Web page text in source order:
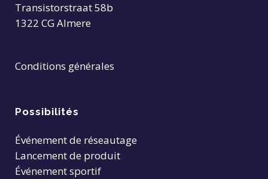
Transistorstraat 58b
1322 CG Almere
Conditions générales
Possibilités
Événement de réseautage
Lancement de produit
Événement sportif